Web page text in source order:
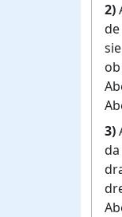
2)
3)